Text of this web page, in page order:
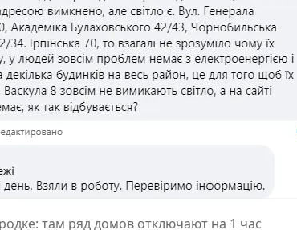
там ряд домов отключают на 1 час